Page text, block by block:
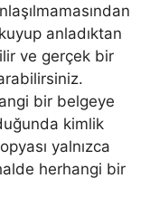
anladıktan
ve gerçek bir
bir belgeye
kimlik
yalnızca
herhangi bir